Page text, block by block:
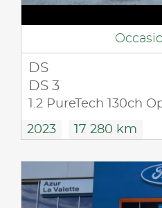
DS
DS 3
1.2 PureTech 130ch
2023 17 280 km